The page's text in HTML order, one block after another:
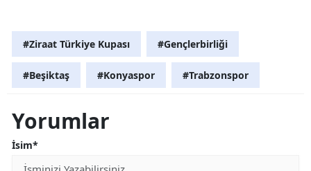
#Ziraat Türkiye Kupası #Gençlerbirliği
#Beşiktaş #Konyaspor #Trabzonspor
Yorumlar
İsim*